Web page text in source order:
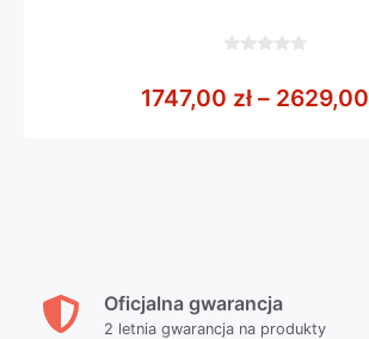
5
1747,00 zł – 2629,00
Oficjalna gwarancja
2 letnia gwarancja na produkty